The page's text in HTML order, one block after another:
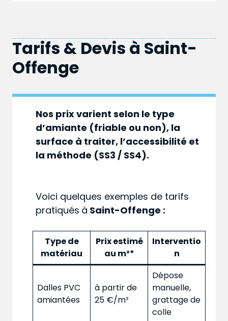
Tarifs & Devis à Saint-
Offenge
Nos prix varient selon le type
d’amiante (friable ou non), la
surface à traiter, l’accessibilité et
la méthode (SS3 / SS4).
Voici quelques exemples de tarifs
pratiqués à Saint-Offenge :
Type de
matériau
Prix estimé
au m²*
Interventio
n
Dalles PVC
amiantées
à partir de
25 €/m²
Dépose
manuelle,
grattage de
colle